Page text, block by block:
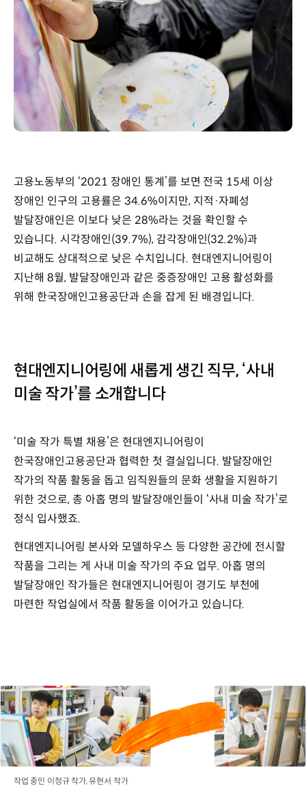
고용노동부의 ‘2021 장애인 통계’를 보면 전국 15세 이상
장애인 인구의 고용률은 34.6%이지만, 지적·자폐성
발달장애인은 이보다 낮은 28%라는 것을 확인할 수
있습니다. 시각장애인(39.7%), 감각장애인(32.2%)과
비교해도 상대적으로 낮은 수치입니다. 현대엔지니어링이
지난해 8월, 발달장애인과 같은 중증장애인 고용 활성화를
위해 한국장애인고용공단과 손을 잡게 된 배경입니다.
현대엔지니어링에 새롭게 생긴 직무, ‘사내
미술 작가’를 소개합니다
‘미술 작가 특별 채용’은 현대엔지니어링이
한국장애인고용공단과 협력한 첫 결실입니다. 발달장애인
작가의 작품 활동을 돕고 임직원들의 문화 생활을 지원하기
위한 것으로, 총 아홉 명의 발달장애인들이 ‘사내 미술 작가’로
정식 입사했죠.
현대엔지니어링 본사와 모델하우스 등 다양한 공간에 전시할
작품을 그리는 게 사내 미술 작가의 주요 업무. 아홉 명의
발달장애인 작가들은 현대엔지니어링이 경기도 부천에
마련한 작업실에서 작품 활동을 이어가고 있습니다.
작업 중인 이청규 작가, 유현서 작가